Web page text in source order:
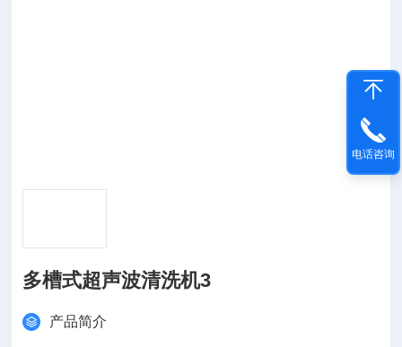
多槽式超声波清洗机3
产品简介
电话咨询